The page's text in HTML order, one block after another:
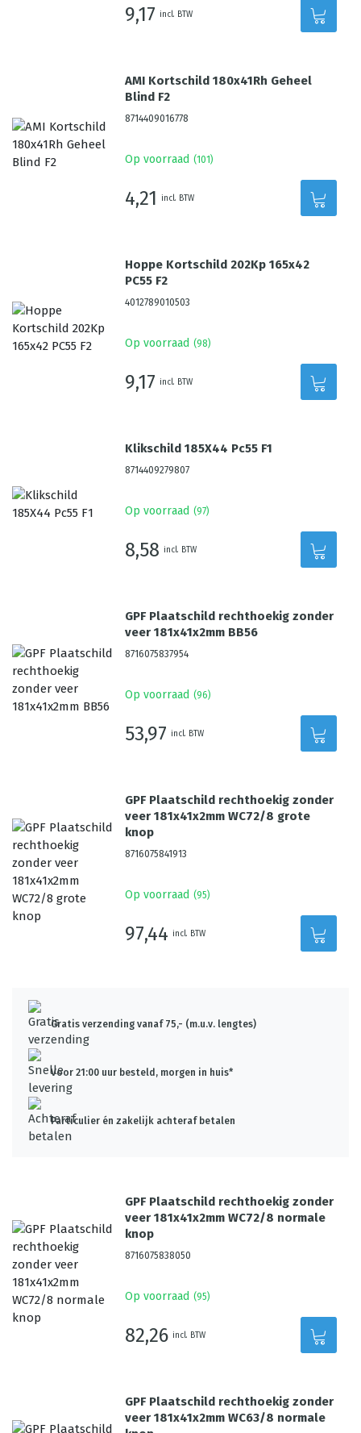
9,17 incl. BTW
AMI Kortschild 180x41Rh Geheel
Blind F2
8714409016778
Op voorraad (101 )
4,21 incl. BTW
Hoppe Kortschild 202Kp 165x42
PC55 F2
4012789010503
Op voorraad (98)
9,17 incl. BTW
Klikschild 185X44 Pc55 F1
8714409279807
Op voorraad (97)
8,58 incl. BTW
GPF Plaatschild rechthoekig zonder
veer 181x41x2mm BB56
8716075837954
Op voorraad (96)
53,97 incl. BTW
GPF Plaatschild rechthoekig zonder
veer 181x41x2mm WC72/8 grote
knop
8716075841913
Op voorraad (95)
97,44 incl. BTW
Gratis verzending vanaf 75,- (m.u.v. lengtes)
Voor 21:00 uur besteld, morgen in huis*
Particulier én zakelijk achteraf betalen
GPF Plaatschild rechthoekig zonder
veer 181x41x2mm WC72/8 normale
knop
8716075838050
Op voorraad (95)
82,26 incl. BTW
GPF Plaatschild rechthoekig zonder
veer 181x41x2mm WC63/8 normale